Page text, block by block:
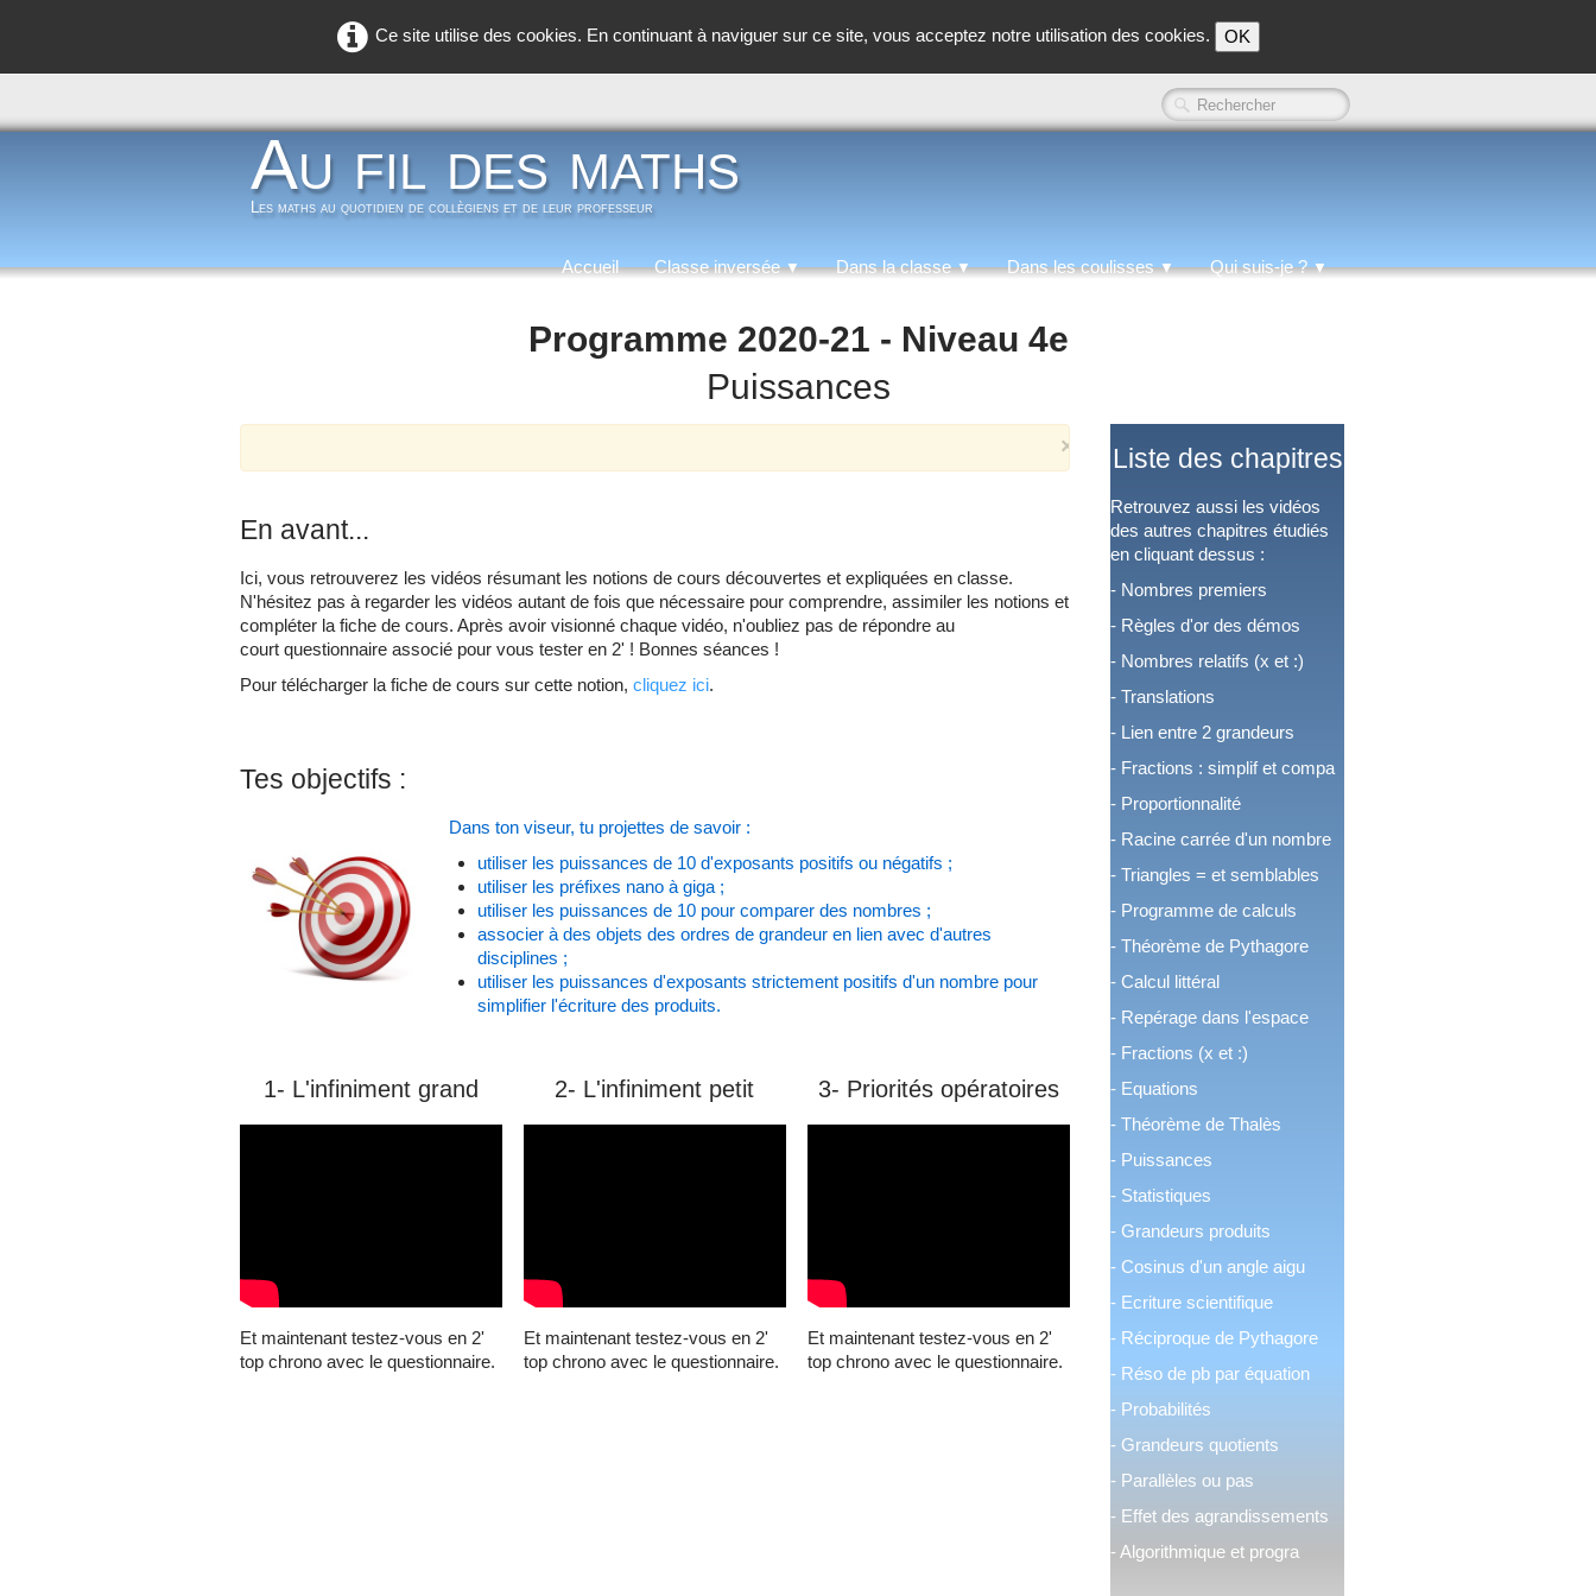
Ce site utilise des cookies. En continuant à naviguer sur ce site, vous acceptez notre utilisation des cookies. OK
Au fil des maths
Les maths au quotidien de collègiens et de leur professeur
Accueil Classe inversée▼ Dans la classe▼ Dans les coulisses▼ Qui suis-je ?▼
Programme 2020-21 - Niveau 4e
Puissances
×
En avant...
Ici, vous retrouverez les vidéos résumant les notions de cours découvertes et expliquées en classe.
N'hésitez pas à regarder les vidéos autant de fois que nécessaire pour comprendre, assimiler les notions et
compléter la fiche de cours. Après avoir visionné chaque vidéo, n'oubliez pas de répondre au
court questionnaire associé pour vous tester en 2' ! Bonnes séances !
Pour télécharger la fiche de cours sur cette notion, cliquez ici.
Tes objectifs :
Dans ton viseur, tu projettes de savoir :
utiliser les puissances de 10 d'exposants positifs ou négatifs ;
utiliser les préfixes nano à giga ;
utiliser les puissances de 10 pour comparer des nombres ;
associer à des objets des ordres de grandeur en lien avec d'autres
disciplines ;
utiliser les puissances d'exposants strictement positifs d'un nombre pour
simplifier l'écriture des produits.
1- L'infiniment grand
Et maintenant testez-vous en 2'
top chrono avec le questionnaire.
2- L'infiniment petit
Et maintenant testez-vous en 2'
top chrono avec le questionnaire.
3- Priorités opératoires
Et maintenant testez-vous en 2'
top chrono avec le questionnaire.
Liste des chapitres
Retrouvez aussi les vidéos
des autres chapitres étudiés
en cliquant dessus :
- Nombres premiers
- Règles d'or des démos
- Nombres relatifs (x et :)
-Translations
- Lien entre 2 grandeurs
- Fractions : simplif et compa
- Proportionnalité
- Racine carrée d'un nombre
-Triangles = et semblables
- Programme de calculs
-Théorème de Pythagore
-Calcul littéral
- Repérage dans l'espace
- Fractions (x et :)
- Equations
-Théorème de Thalès
- Puissances
- Statistiques
-Grandeurs produits
-Cosinus d'un angle aigu
- Ecriture scientifique
- Réciproque de Pythagore
- Réso de pb par équation
- Probabilités
- Grandeurs quotients
- Parallèles ou pas
- Effet des agrandissements
-Algorithmique et progra